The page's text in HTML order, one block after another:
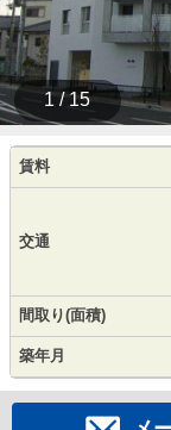
1 / 15
賃料
交通
間取り(面積)
築年月